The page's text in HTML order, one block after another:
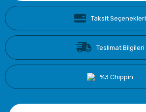
Taksit Seçenekleri
Teslimat Bilgileri
%3 Chippin